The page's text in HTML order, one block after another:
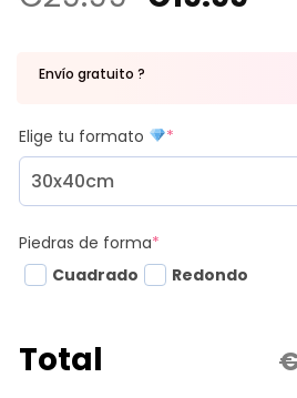
Envío gratuito ?
Elige tu formato *
Piedras de forma*
Cuadrado
Redondo
Total